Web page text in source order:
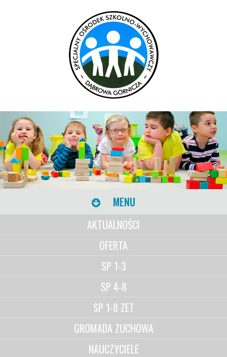
MENU
AKTUALNOŚCI
OFERTA
SP 1-3
SP 4-8
SP 1-8 ZET
GROMADA ZUCHOWA
NAUCZYCIELE